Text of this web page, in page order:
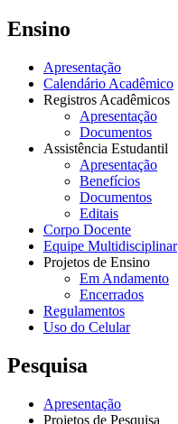
Ensino
Apresentação
Calendário Acadêmico
Registros Acadêmicos
Apresentação
Documentos
Assistência Estudantil
Apresentação
Benefícios
Documentos
Editais
Corpo Docente
Equipe Multidisciplinar
Projetos de Ensino
Em Andamento
Encerrados
Regulamentos
Uso do Celular
Pesquisa
Apresentação
Projetos de Pesquisa